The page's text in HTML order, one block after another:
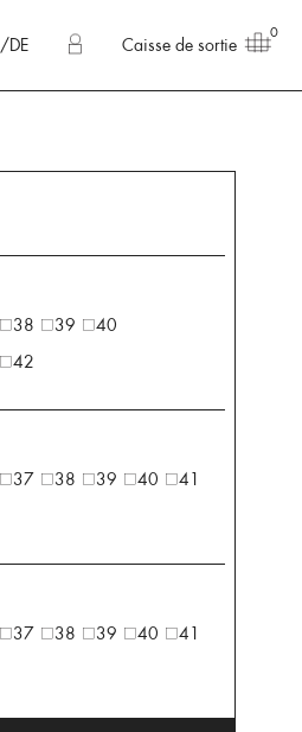
/DE Caisse de sortie
0
38 39
40
42
37 38 39 40
41
37 38 39 40
41